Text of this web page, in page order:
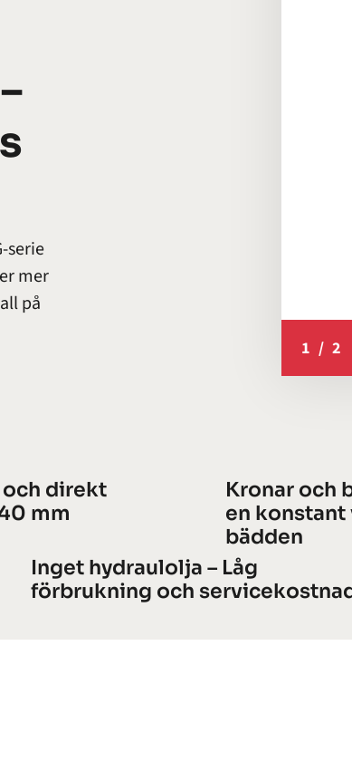
serie
mer
på
1 / 2
direkt
mm
Kronar och
en konstant
bädden
Inget hydraulolja – Låg
förbrukning och